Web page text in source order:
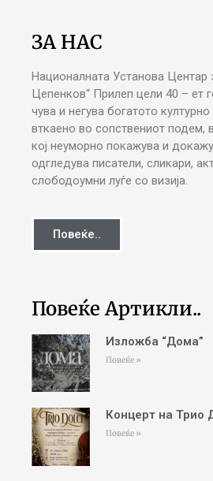
ЗА НАС
Националната Установа Центар
Цепенков“ Прилеп цели 40 – ет
чува и негува богатото
вткаено во сопствениот подем,
кој неуморно покажува и
одгледува писатели, сликари,
слободоумни луѓе со визија.
Повеќе..
Повеќе Артикли..
Изложба “Дома”
Повеќе »
Концерт на Трио
Повеќе »